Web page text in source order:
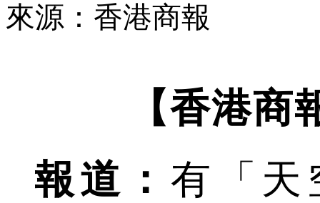
來源：香港商報
【香港商
報道： 有「天